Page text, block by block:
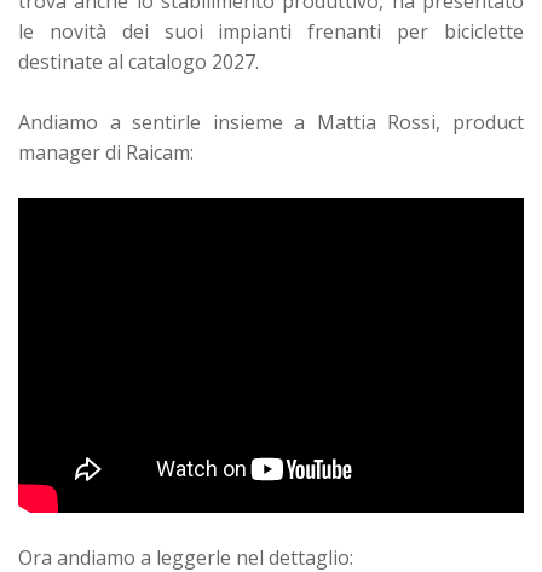
le novità dei suoi impianti frenanti per biciclette
destinate al catalogo 2027.
Andiamo a sentirle insieme a Mattia Rossi, product
manager di Raicam:
Ora andiamo a leggerle nel dettaglio: